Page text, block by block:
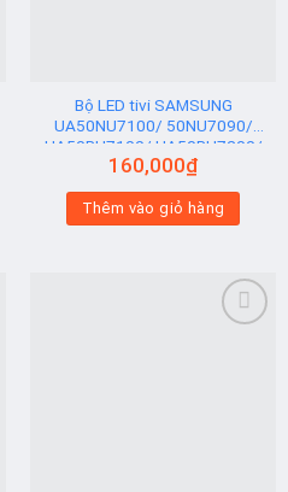
Bộ LED tivi SAMSUNG
UA50NU7100/ 50NU7090/
UA50RU7100/ UA50RU7200/
UA50RU7300 (2 thanh viền 6V
160,000₫
Thêm vào giỏ hàng